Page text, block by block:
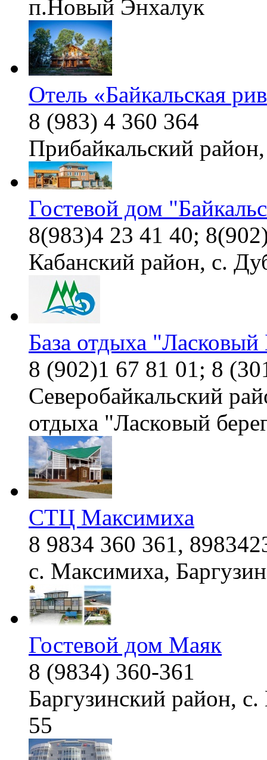
п.Новый Энхалук
Отель «Байкальская
8 (983) 4 360 364
Прибайкальский
Гостевой дом
8(983)4 23 41 40;
Кабанский район, с.
База отдыха "Ласковый
8 (902)1 67 81 01; 8
Северобайкальский
отдыха "Ласковый
СТЦ Максимиха
8 9834 360 361,
с. Максимиха,
Гостевой дом Маяк
8 (9834) 360-361
Баргузинский район,
55